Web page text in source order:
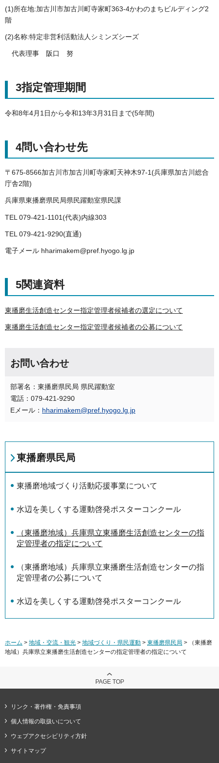
(1)所在地:加古川市加古川町寺家町363-4かわのまちビルディング2
階
(2)名称:特定非営利活動法人シミンズシーズ
代表理事 阪口 努
3指定管理期間
令和8年4月1日から令和13年3月31日まで(5年間)
4問い合わせ先
〒675-8566加古川市加古川町寺家町天神木97-1(兵庫県加古川総合
庁舎2階)
兵庫県東播磨県民局県民躍動室県民課
TEL 079-421-1101(代表)内線303
TEL 079-421-9290(直通)
電子メール hharimakem@pref.hyogo.lg.jp
5関連資料
東播磨生活創造センター指定管理者候補者の選定について
東播磨生活創造センター指定管理者候補者の公募について
お問い合わせ
部署名：東播磨県民局 県民躍動室
電話：079-421-9290
Eメール： hharimakem@pref.hyogo.lg.jp
東播磨県民局
東播磨地域づくり活動応援事業について
水辺を美しくする運動啓発ポスターコンクール
（東播磨地域）兵庫県立東播磨生活創造センターの指
定管理者の指定について
（東播磨地域）兵庫県立東播磨生活創造センターの指
定管理者の公募について
水辺を美しくする運動啓発ポスターコンクール
ホーム > 地域・交流・観光 > 地域づくり・県民運動 > 東播磨県民局 > （東播磨
地域）兵庫県立東播磨生活創造センターの指定管理者の指定について
PAGE TOP
リンク・著作権・免責事項
個人情報の取扱いについて
ウェブアクセシビリティ方針
サイトマップ